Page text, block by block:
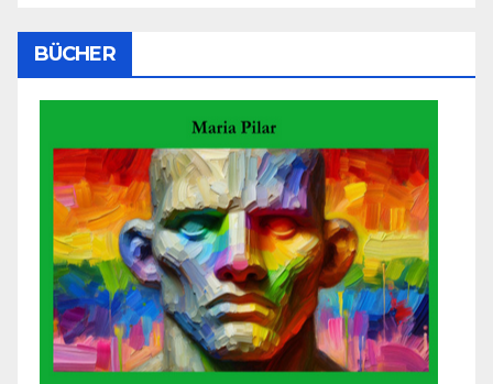
BÜCHER